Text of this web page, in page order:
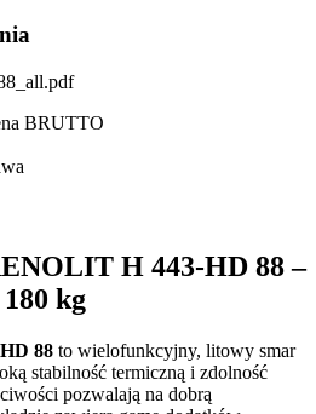
BRUTTO
H 443-HD 88–
180 kg
88 to wielofunkcyjny, litowy smar
stabilność termiczną i zdolność
pozwalają na dobrą